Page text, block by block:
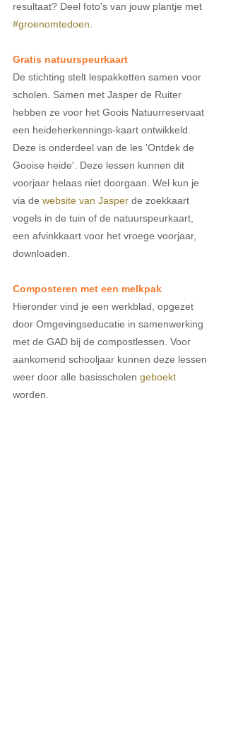
resultaat? Deel foto's van jouw plantje met
#groenomtedoen
Gratis natuurspeurkaart
De stichting stelt lespakketten samen voor
scholen. Samen met Jasper de Ruiter
hebben ze voor het Goois Natuurreservaat
een heideherkennings-kaart ontwikkeld.
Deze is onderdeel van de les 'Ontdek de
Gooise heide'. Deze lessen kunnen dit
voorjaar helaas niet doorgaan. Wel kun je
via de website van Jasper de zoekkaart
vogels in de tuin of de natuurspeurkaart,
een afvinkkaart voor het vroege voorjaar,
downloaden.
Composteren met een melkpak
Hieronder vind je een werkblad, opgezet
door Omgevingseducatie in samenwerking
met de GAD bij de compostlessen. Voor
aankomend schooljaar kunnen deze lessen
weer door alle basisscholen geboekt
worden.